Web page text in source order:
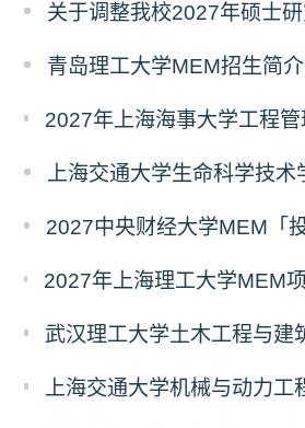
青岛理工大学MEM招生简介